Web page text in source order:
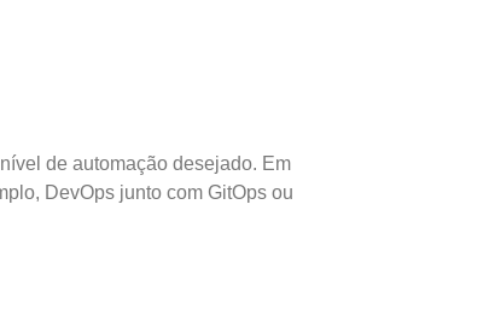
de automação desejado. Em
DevOps junto com GitOps ou